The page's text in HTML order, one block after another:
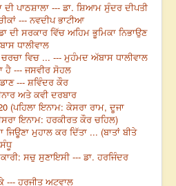
ਦੀ ਪਾਠਸ਼ਾਲਾ --- ਡਾ. ਸ਼ਿਆਮ ਸੁੰਦਰ ਦੀਪਤੀ
--- ਨਵਦੀਪ ਭਾਟੀਆ
ਦੀ ਸਰਕਾਰ ਵਿੱਚ ਅਹਿਮ ਭੂਮਿਕਾ ਨਿਭਾਉਣ
ਧਾਲੀਵਾਲ
ਵਿਚ ... --- ਮੁਹੰਮਦ ਅੱਬਾਸ ਧਾਲੀਵਾਲ
ਹੈ --- ਜਸਵੀਰ ਸੋਹਲ
--- ਸ਼ਵਿੰਦਰ ਕੌਰ
ਅਤੇ ਕਵੀ ਦਰਬਾਰ
(ਪਹਿਲਾ ਇਨਾਮ: ਕੇਸਰਾ ਰਾਮ, ਦੂਜਾ
ਇਨਾਮ: ਹਰਕੀਰਤ ਕੌਰ ਚਹਿਲ)
ਮੁਹਾਲ ਕਰ ਦਿੱਤਾ ... (ਬਾਤਾਂ ਬੀਤੇ
ਸਚੁ ਸੁਣਾਇਸੀ --- ਡਾ. ਹਰਜਿੰਦਰ
--- ਹਰਜੀਤ ਅਟਵਾਲ